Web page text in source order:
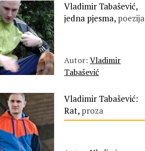
Vladimir Tabašević,
jedna pjesma, poezija
Autor: Vladimir
Tabašević
Vladimir Tabašević:
Rat, proza